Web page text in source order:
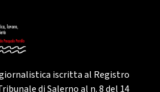
iscritta al Registro
di Salerno al n. 8 del 14